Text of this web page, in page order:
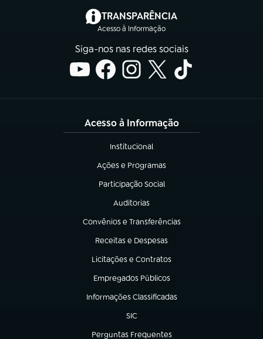
TRANSPARÊNCIA
Acesso à Informação
(abre em nova aba)
Siga-nos nas redes sociais
Acesso à Informação
Institucional
(abre em nova aba)
Ações e Programas
(abre em nova aba)
Participação Social
(abre em nova aba)
Auditorias
(abre em nova aba)
Convênios e Transferências
(abre em nova aba)
Receitas e Despesas
(abre em nova aba)
Licitações e Contratos
(abre em nova aba)
Empregados Públicos
(abre em nova aba)
Informações Classificadas
(abre em nova aba)
SIC
(abre em nova aba)
Perguntas Frequentes